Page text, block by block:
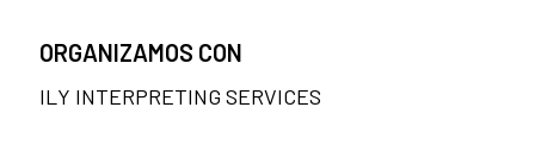
ORGANIZAMOS CON
ILY INTERPRETING SERVICES